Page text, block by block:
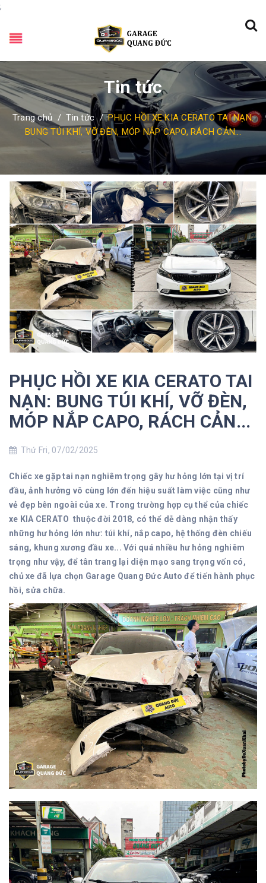
;
Tin tức
Trang chủ / Tin tức / PHỤC HỒI XE KIA CERATO TAI NẠN:
BUNG TÚI KHÍ, VỠ ĐÈN, MÓP NẮP CAPO, RÁCH CẢN...
PHỤC HỒI XE KIA CERATO TAI
NẠN: BUNG TÚI KHÍ, VỠ ĐÈN,
MÓP NẮP CAPO, RÁCH CẢN...
Thứ Fri, 07/02/2025
Chiếc xe gặp tai nạn nghiêm trọng gây hư hỏng lớn tại vị trí
đầu, ảnh hưởng vô cùng lớn đến hiệu suất làm việc cũng như
vẻ đẹp bên ngoài của xe. Trong trường hợp cụ thể của chiếc
xe KIA CERATO thuộc đời 2018, có thể dễ dàng nhận thấy
những hư hỏng lớn như: túi khí, nắp capo, hệ thống đèn chiếu
sáng, khung xương đầu xe... Với quá nhiều hư hỏng nghiêm
trọng như vậy, để tân trang lại diện mạo sang trọng vốn có,
chủ xe đã lựa chọn Garage Quang Đức Auto để tiến hành phục
hồi, sửa chữa.